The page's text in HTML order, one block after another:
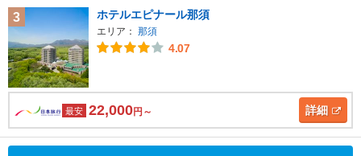
3 ホテルエピナール那須
エリア： 那須
4.07
最安 22,000円～ 詳細